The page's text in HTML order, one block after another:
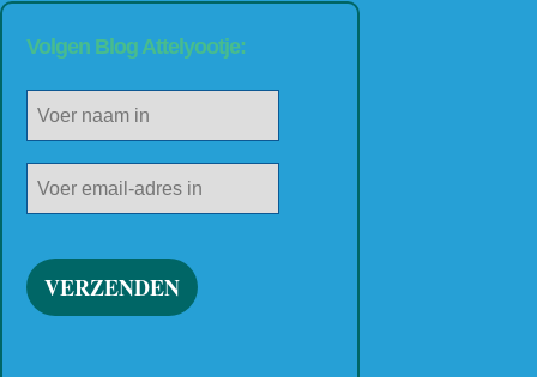
Volgen Blog Attelyootje: